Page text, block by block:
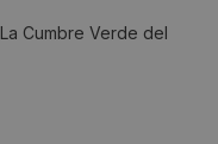
Cumbre Verde del